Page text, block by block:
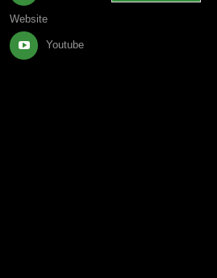
Website
Youtube